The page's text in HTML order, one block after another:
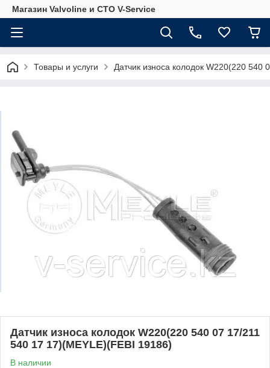
Магазин Valvoline и СТО V-Service
Товары и услуги Датчик износа колодок W220(220
Датчик износа колодок W220(220 540 07 17/211
540 17 17)(MEYLE)(FEBI 19186)
В наличии